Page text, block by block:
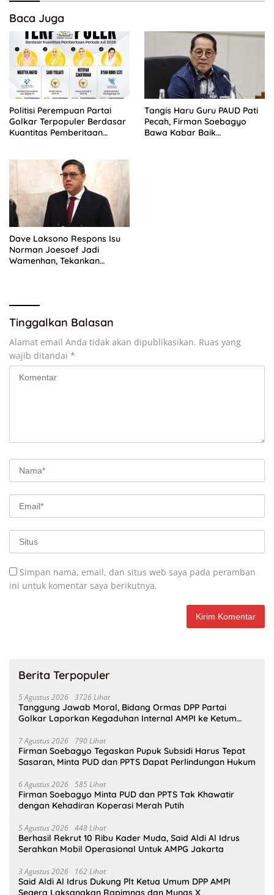
Baca Juga
Politisi Perempuan Partai
Golkar Terpopuler Berdasar
Kuantitas Pemberitaan
Tangis Haru Guru PAUD Pati
Pecah, Firman Soebagyo
Bawa Kabar Baik
Dave Laksono Respons Isu
Norman Joesoef Jadi
Wamenhan, Tekankan
Tinggalkan Balasan
Alamat email Anda tidak akan dipublikasikan. Ruas yang
wajib ditandai *
Simpan nama, email, dan situs web saya pada peramban
ini untuk komentar saya berikutnya.
Berita Terpopuler
5 Agustus 2026 3726 Lihat
Tanggung Jawab Moral, Bidang Ormas DPP Partai
Golkar Laporkan Kegaduhan Internal AMPI ke Ketum
7 Agustus 2026 790 Lihat
Firman Soebagyo Tegaskan Pupuk Subsidi Harus Tepat
Sasaran, Minta PUD dan PPTS Dapat Perlindungan Hukum
6 Agustus 2026 585 Lihat
Firman Soebagyo Minta PUD dan PPTS Tak Khawatir
dengan Kehadiran Koperasi Merah Putih
5 Agustus 2026 448 Lihat
Berhasil Rekrut 10 Ribu Kader Muda, Said Aldi Al Idrus
Serahkan Mobil Operasional Untuk AMPG Jakarta
3 Agustus 2026 162 Lihat
Said Aldi Al Idrus Dukung Plt Ketua Umum DPP AMPI
Segera Laksanakan Rapimnas dan Munas X